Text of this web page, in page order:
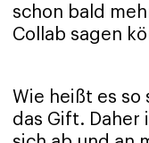
schon bald
Collab sagen
Wie heißt es so
das Gift. Daher